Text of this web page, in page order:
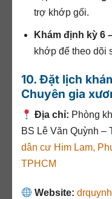
trợ khớp gối.
Khám định kỳ 6
khớp để theo dõi
10. Đặt lịch
Chuyên gia
Địa chỉ: Phòng
BS Lê Văn Quỳnh –
dân cư Him Lam,
TPHCM
Website: